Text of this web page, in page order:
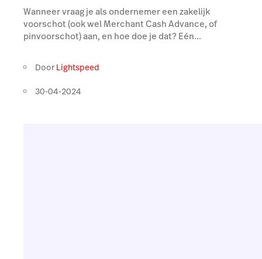
Wanneer vraag je als ondernemer een zakelijk
voorschot (ook wel Merchant Cash Advance, of
pinvoorschot) aan, en hoe doe je dat? Eén...
Door Lightspeed
30-04-2024